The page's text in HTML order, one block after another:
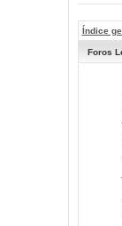
Índice
Foros